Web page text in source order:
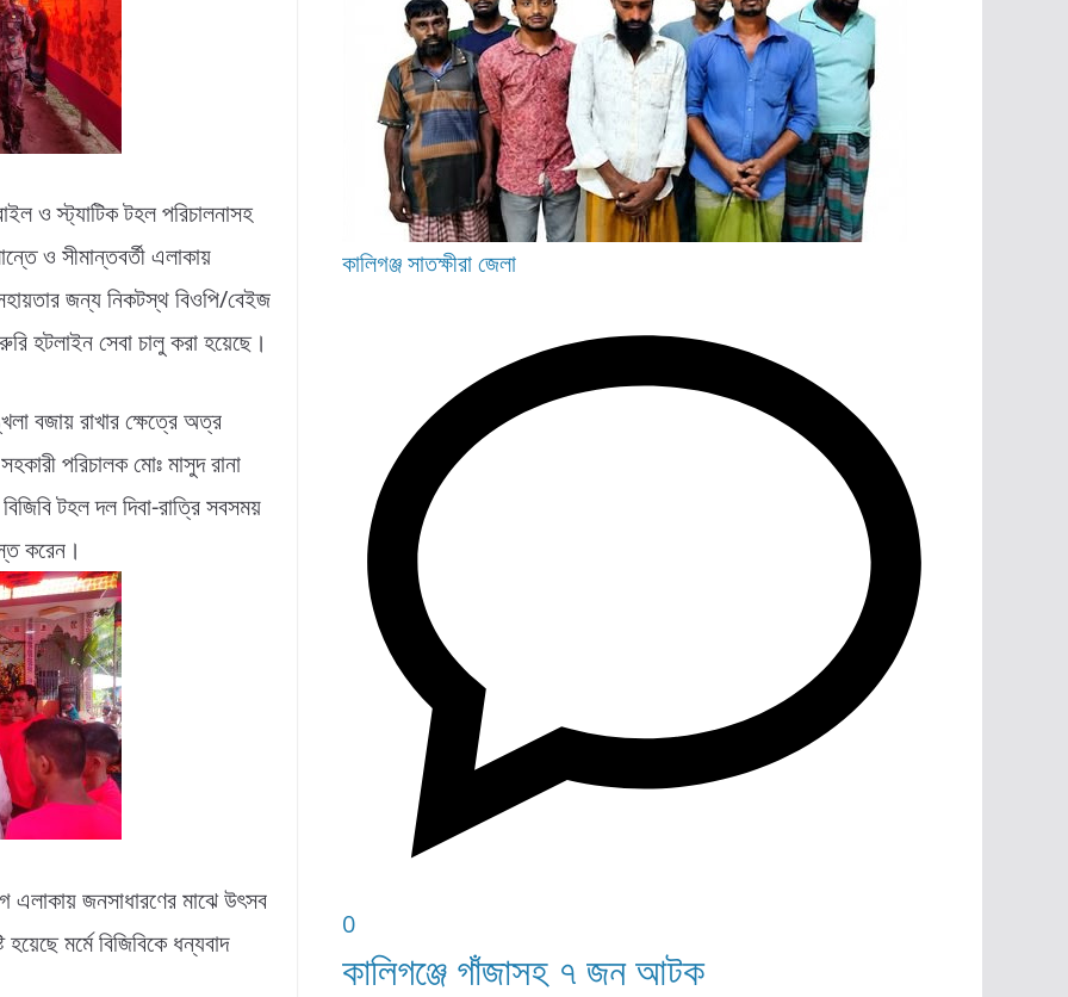
ও স্ট্যাটিক টহল পরিচালনাসহ
ও সীমান্তবর্তী এলাকায়
জন্য নিকটস্থ বিওপি/বেইজ
হটলাইন সেবা চালু করা হয়েছে।
বজায় রাখার ক্ষেত্রে অত্র
পরিচালক মোঃ মাসুদ রানা
টহল দল দিবা-রাত্রি সবসময়
করেন।
এলাকায় জনসাধারণের মাঝে উৎসব
মর্মে বিজিবিকে ধন্যবাদ
কালিগঞ্জসাতক্ষীরা জেলা
0
কালিগঞ্জে গাঁজাসহ ৭ জন আটক